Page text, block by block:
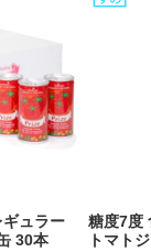
ュラー
30本
糖度7度
トマト